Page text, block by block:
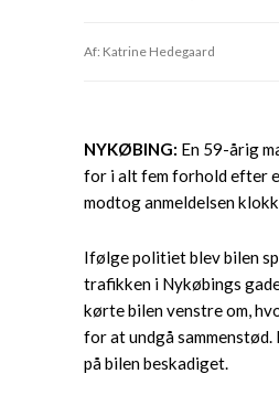
Af: Katrine Hedegaard
NYKØBING: En 59-årig
for i alt fem forhold efter
modtog anmeldelsen
Ifølge politiet blev bilen
trafikken i Nykøbings
kørte bilen venstre om,
for at undgå
på bilen beskadiget.